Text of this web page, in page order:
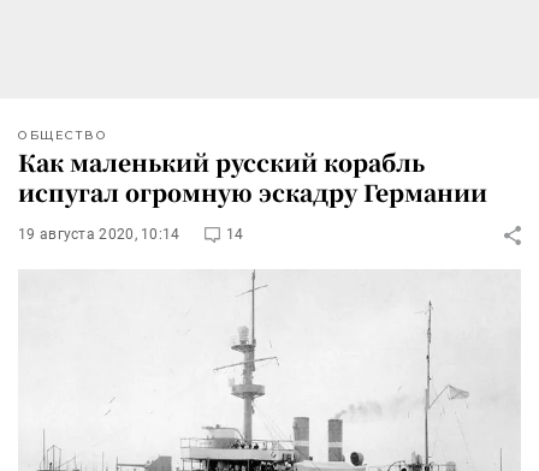
ОБЩЕСТВО
Как маленький русский корабль
испугал огромную эскадру Германии
19 августа 2020, 10:14 14